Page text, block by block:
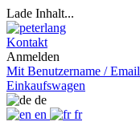
Lade Inhalt...
Kontakt
Anmelden
Mit Benutzername / Email
Einkaufswagen
de
en
fr